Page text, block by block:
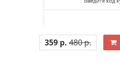
359 р. 480 р.